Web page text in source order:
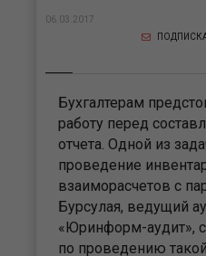
06.03.2017
Бухгалтерам
работу перед
отчета. Одной из
проведение
взаиморасчетов с
Бурсулая, ведущий
«Юринформ-аудит»,
по проведению